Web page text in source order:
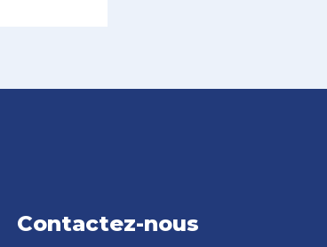
Contactez-nous